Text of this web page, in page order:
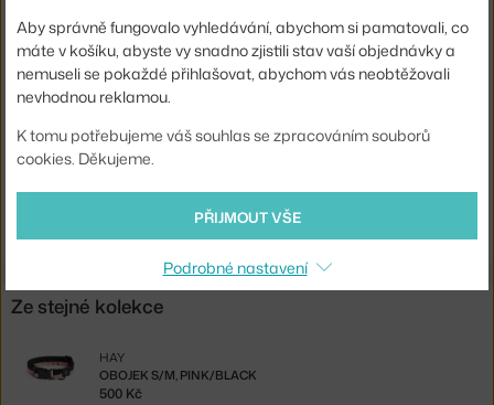
Materiál:
recyklovaný polyester
Kód produktu HAY-AD864-D012-AS14
Ste zo Slovenska? Prejdite na
Shopping from the EU? Switch toDogs Collar Flat S/M,
Ze stejné kolekce
OBOJEK S/M, PINK/BLACK
HAY
500 Kč
Aby správně fungovalo vyhledávání, abychom si pamatovali, co
máte v košíku, abyste vy snadno zjistili stav vaší objednávky a
nemuseli se pokaždé přihlašovat, abychom vás neobtěžovali
nevhodnou reklamou.
K tomu potřebujeme váš souhlas se zpracováním souborů
cookies. Děkujeme.
PŘIJMOUT VŠE
Podrobné nastavení